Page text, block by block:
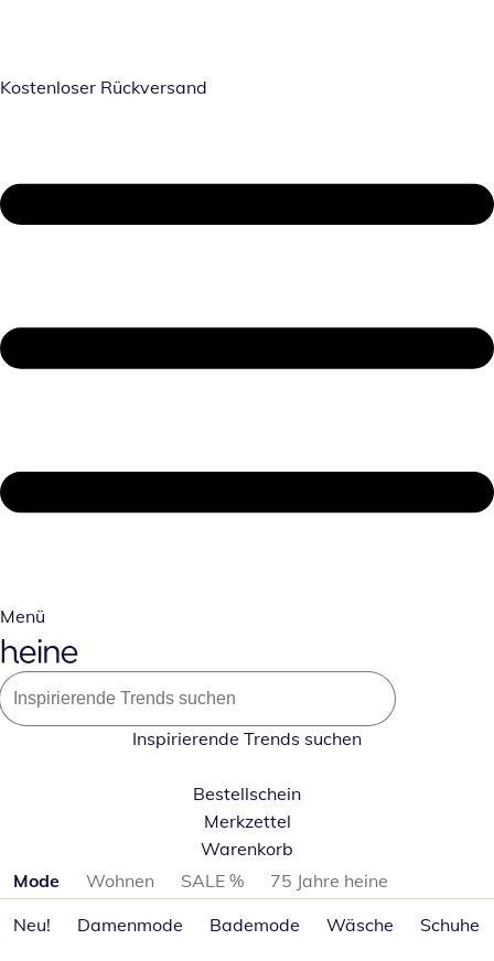
Kostenloser Rückversand
Menü
Inspirierende Trends suchen
Bestellschein
Merkzettel
Warenkorb
Produktkategorien überspringen
Mode Wohnen SALE %
75 Jahre heine
Neu!
Damenmode Bademode Wäsche Schuhe